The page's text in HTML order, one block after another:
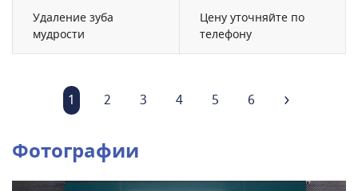
Удаление зуба
мудрости
Цену уточняйте по
телефону
1 2 3 4 5 6
Фотографии